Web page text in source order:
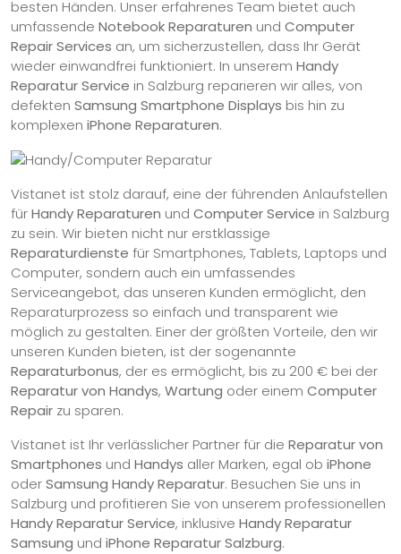
besten Händen. Unser erfahrenes Team bietet auch
umfassende Notebook Reparaturen und Computer
Repair Services an, um sicherzustellen, dass Ihr Gerät
wieder einwandfrei funktioniert. In unserem Handy
Reparatur Service in Salzburg reparieren wir alles, von
defekten Samsung Smartphone Displays bis hin zu
komplexen iPhone Reparaturen.
Vistanet ist stolz darauf, eine der führenden Anlaufstellen
fürHandy Reparaturen und Computer Service in Salzburg
zu sein. Wir bieten nicht nur erstklassige
Reparaturdienste für Smartphones, Tablets, Laptops und
Computer, sondern auch ein umfassendes
Serviceangebot, das unseren Kunden ermöglicht, den
Reparaturprozess so einfach und transparent wie
möglich zu gestalten. Einer der größten Vorteile, den wir
unseren Kunden bieten, ist der sogenannte
Reparaturbonus, der es ermöglicht, bis zu 200 € bei der
Reparatur von Handys, Wartung oder einem Computer
Repair zu sparen.
Vistanet ist Ihr verlässlicher Partner für die Reparatur von
Smartphones und Handys aller Marken, egal ob iPhone
oderSamsung Handy Reparatur. Besuchen Sie uns in
Salzburg und profitieren Sie von unserem professionellen
Handy Reparatur Service, inklusive Handy Reparatur
Samsung und iPhone Reparatur Salzburg.